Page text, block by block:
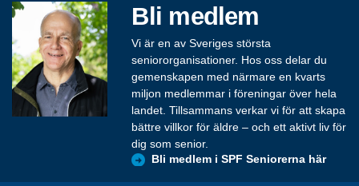
Bli medlem
Vi är en av Sveriges största
seniororganisationer. Hos oss delar du
gemenskapen med närmare en kvarts
miljon medlemmar i föreningar över hela
landet. Tillsammans verkar vi för att skapa
bättre villkor för äldre – och ett aktivt liv för
dig som senior.
Bli medlem i SPF Seniorerna här